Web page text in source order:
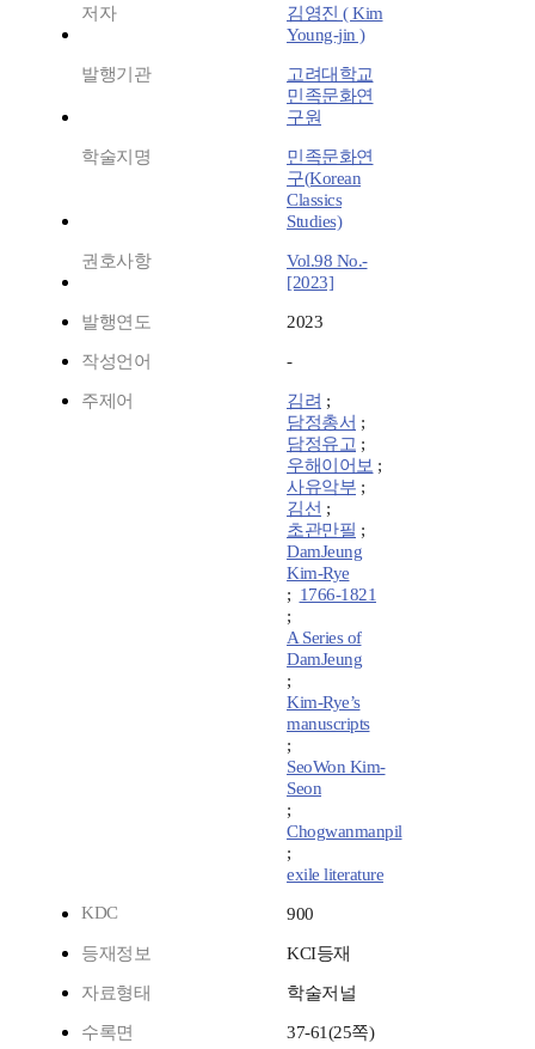
저자
김영진 ( Kim
Young-jin )
발행기관
고려대학교
민족문화연
구원
학술지명
민족문화연
구(Korean
Classics
Studies)
권호사항
Vol.98 No.-
[2023]
발행연도 2023
작성언어 -
주제어 김려 ;
담정총서 ;
담정유고 ;
우해이어보 ;
사유악부 ;
김선 ;
초관만필 ;
DamJeung
Kim-Rye
; 1766-1821
;
A Series of
DamJeung
;
Kim-Rye’s
manuscripts
;
SeoWon Kim-
Seon
;
Chogwanmanpil
;
exile literature
KDC
900
등재정보 KCI등재
자료형태 학술저널
수록면 37-61(25쪽)